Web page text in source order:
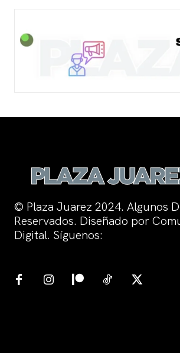
© Plaza Juarez 2024. Algunos
Reservados. Diseñado por
Digital. Síguenos: